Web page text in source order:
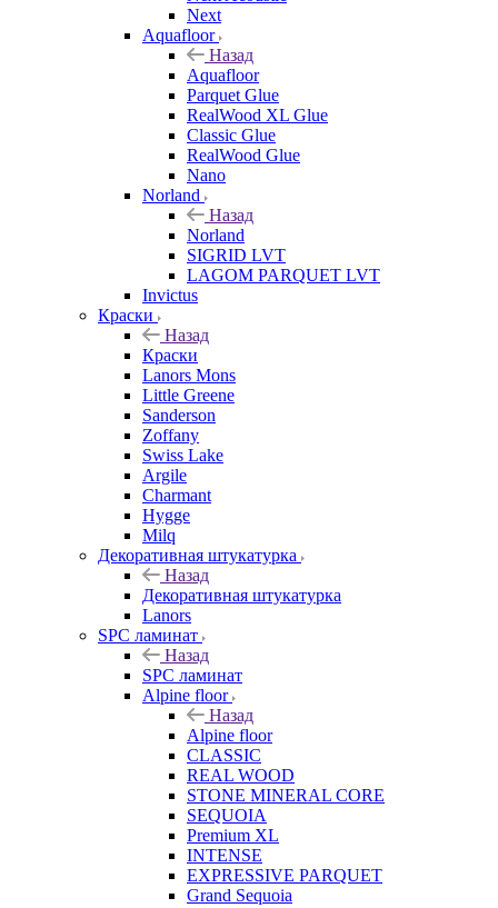
Next
Aquafloor
Назад
Aquafloor
Parquet Glue
RealWood XL Glue
Classic Glue
RealWood Glue
Nano
Norland
Назад
Norland
SIGRID LVT
LAGOM PARQUET LVT
Invictus
Краски
Назад
Краски
Lanors Mons
Little Greene
Sanderson
Zoffany
Swiss Lake
Argile
Charmant
Hygge
Milq
Декоративная штукатурка
Назад
Декоративная штукатурка
Lanors
SPC ламинат
Назад
SPC ламинат
Alpine floor
Назад
Alpine floor
CLASSIC
REAL WOOD
STONE MINERAL CORE
SEQUOIA
Premium XL
INTENSE
EXPRESSIVE PARQUET
Grand Sequoia